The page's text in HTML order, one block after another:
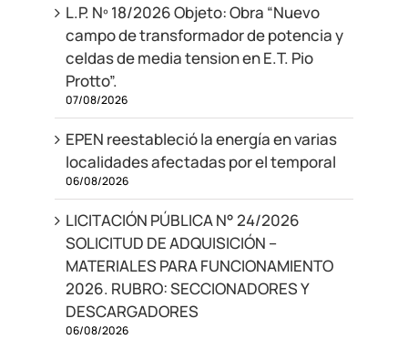
L.P. Nº 18/2026 Objeto: Obra “Nuevo
campo de transformador de potencia y
celdas de media tension en E.T. Pio
Protto”.
07/08/2026
EPEN reestableció la energía en varias
localidades afectadas por el temporal
06/08/2026
LICITACIÓN PÚBLICA N° 24/2026
SOLICITUD DE ADQUISICIÓN –
MATERIALES PARA FUNCIONAMIENTO
2026. RUBRO: SECCIONADORES Y
DESCARGADORES
06/08/2026